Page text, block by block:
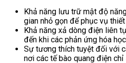
Khả năng lưu trữ mật độ
gian nhỏ gọn để phục vụ
Khả năng xả dòng điện liên
đến khi các phản ứng hóa
Sự tương thích tuyệt đối với
nơi các tế bào quang điện